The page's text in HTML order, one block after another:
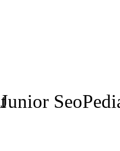
Junior